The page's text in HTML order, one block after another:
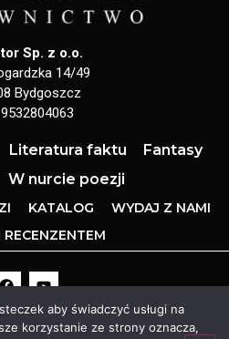
Sp. z o.o.
14/49
Bydgoszcz
Literatura faktu
Fantasy
W nurcie poezji
KATALOG
WYDAJ Z NAMI
2024 /
aby świadczyć usługi na
korzystanie ze strony oznacza,